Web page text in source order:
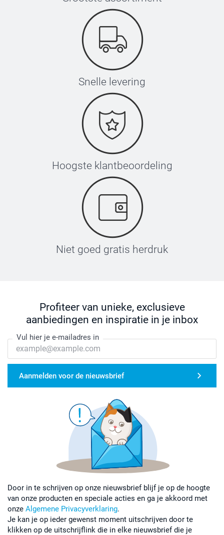
Snelle levering
Hoogste klantbeoordeling
Niet goed gratis herdruk
Profiteer van unieke, exclusieve
aanbiedingen en inspiratie in je inbox
Vul hier je e-mailadres in
Aanmelden voor de nieuwsbrief
Door in te schrijven op onze nieuwsbrief blijf je op de hoogte
van onze producten en speciale acties en ga je akkoord met
onze Algemene Privacyverklaring.
Je kan je op ieder gewenst moment uitschrijven door te
klikken op de uitschrijflink die in elke nieuwsbrief die je